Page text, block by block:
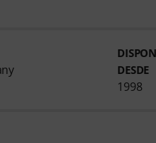
DESDE
1998